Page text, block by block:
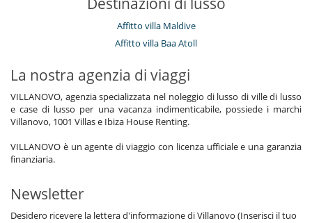
Affitto villa Maldive
Affitto villa Baa Atoll
La nostra agenzia di viaggi
VILLANOVO, agenzia specializzata nel noleggio di lusso di ville di lusso
e case di lusso per una vacanza indimenticabile, possiede i marchi
Villanovo, 1001 Villas e Ibiza House Renting.
VILLANOVO è un agente di viaggio con licenza ufficiale e una garanzia
finanziaria.
Newsletter
Desidero ricevere la lettera d'informazione di Villanovo (Inserisci il tuo